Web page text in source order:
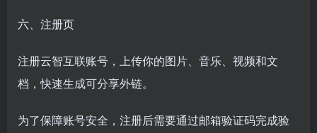
六、注册页
注册云智互联账号，上传你的图片、音乐、视频和文
档，快速生成可分享外链。
为了保障账号安全，注册后需要通过邮箱验证码完成验